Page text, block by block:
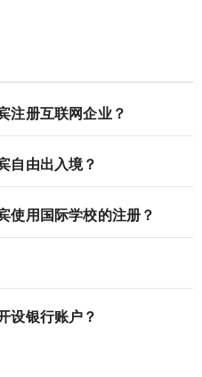
注册互联网企业？
自由出入境？
使用国际学校的注册？
设银行账户？